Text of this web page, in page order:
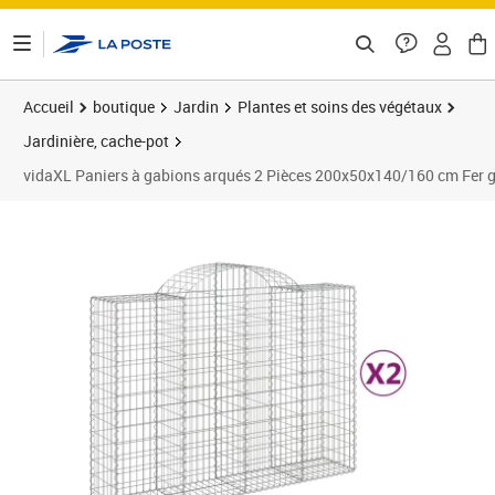
Accueil boutique Jardin
Plantes et soins des végétaux
Jardinière, cache-pot
vidaXL Paniers à gabions arqués 2 Pièces 200x50x140/160 cm Fer